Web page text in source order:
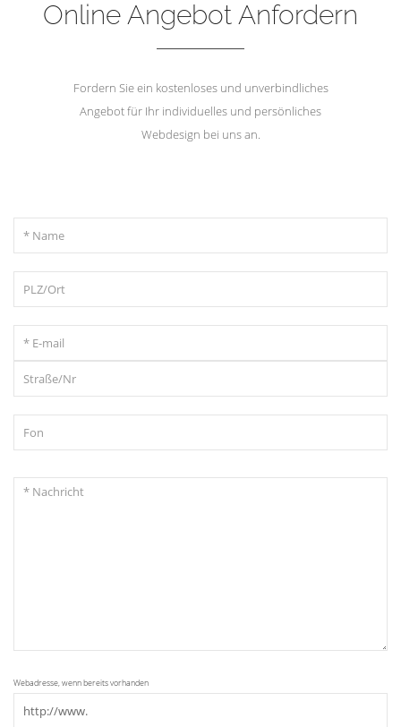
Online Angebot Anfordern
Fordern Sie ein kostenloses und unverbindliches
Angebot für Ihr individuelles und persönliches
Webdesign bei uns an.
Webadresse, wenn bereits vorhanden